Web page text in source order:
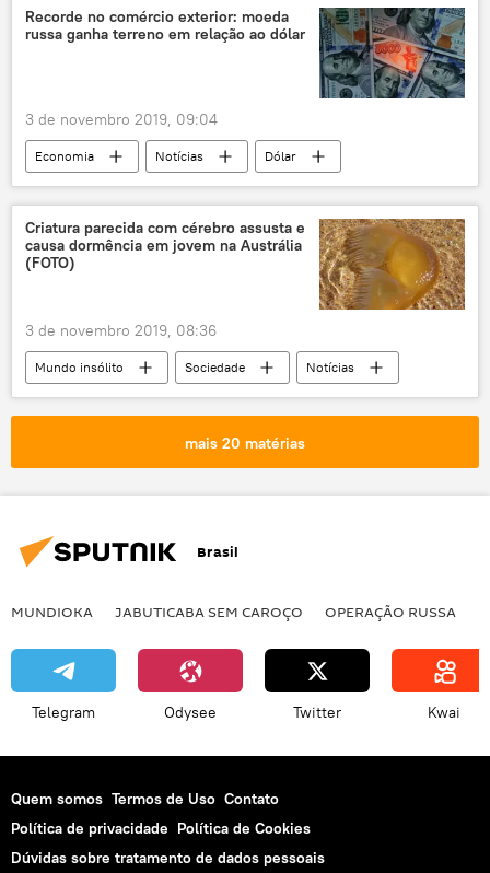
Califórnia
Universidade da Califórnia
Recorde no comércio exterior: moeda
russa ganha terreno em relação ao dólar
3 de novembro 2019, 09:04
Economia Notícias
Dólar
rublo
comércio exterior Rússia
Criatura parecida com cérebro assusta e
causa dormência em jovem na Austrália
(FOTO)
3 de novembro 2019, 08:36
Mundo insólito Sociedade
Notícias
criatura
Austrália
jovem
mais 20 matérias
Brasil
MUNDIOKA JABUTICABA SEM CAROÇO OPERAÇÃO RUSSA
Telegram Odysee Twitter Kwai
Quem somos Termos de Uso Contato
Política de privacidade Política de Cookies
Dúvidas sobre tratamento de dados pessoais